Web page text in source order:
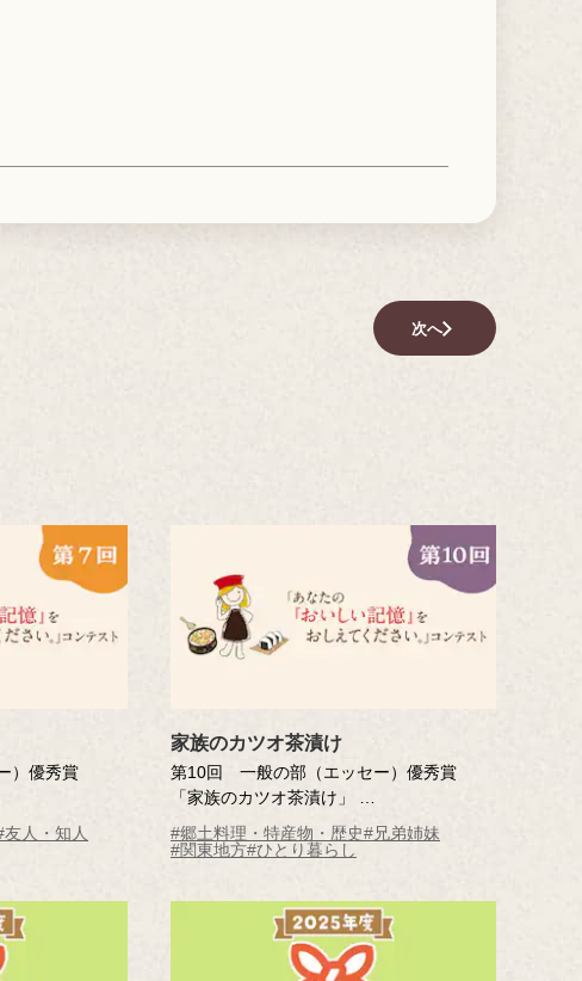
次へ
）優秀賞
）
友人・知人
家族のカツオ茶漬け
第10回 一般の部（エッセー）優秀賞
「家族のカツオ茶漬け」
岡本 はる奈さん（東京都・36歳）
※年齢は応募時
#郷土料理・特産物・歴史#兄弟姉妹
#関東地方#ひとり暮らし